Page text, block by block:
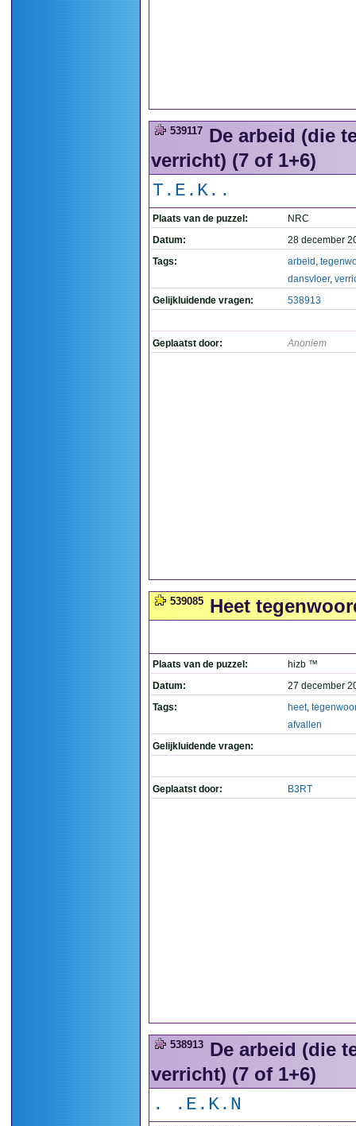
539117 De arbeid (die
verricht) (7 of 1+6)
T.E.K..
Plaats van de puzzel:
NRC
Datum:
28 december
Tags:
arbeid ,
dansvloer,
Gelijkluidende vragen:
538913
Geplaatst door: Anoniem
539085 Heet
Plaats van de puzzel:
hizb ™
Datum:
27 december
Tags:
heet,
afvallen
Gelijkluidende vragen:
Geplaatst door: B3RT
538913 De arbeid (die
verricht) (7 of 1+6)
. .E.K.N